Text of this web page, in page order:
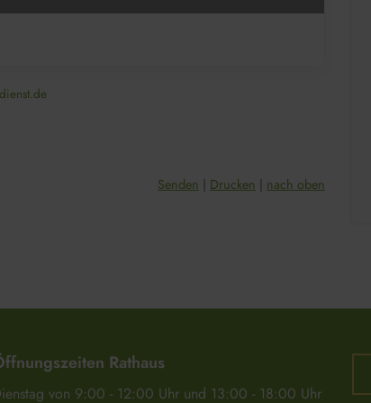
Senden Drucken nach oben
Rathaus
von 9:00 - 12:00 Uhr und 13:00 - 18:00 Uhr